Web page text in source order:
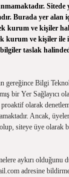
Sitede
Burada yer alan
kurum ve kişiler
kurum ve kişiler
taslak
gereğince Bilgi
bir Yer Sağlayıcı
olarak
Ancak,
siteye üye olarak
aykırı olduğunu
adresine